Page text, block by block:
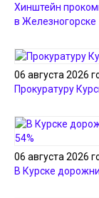
Хинштейн
в Железногорске
06 августа 2026
Прокуратуру
06 августа 2026
В Курске